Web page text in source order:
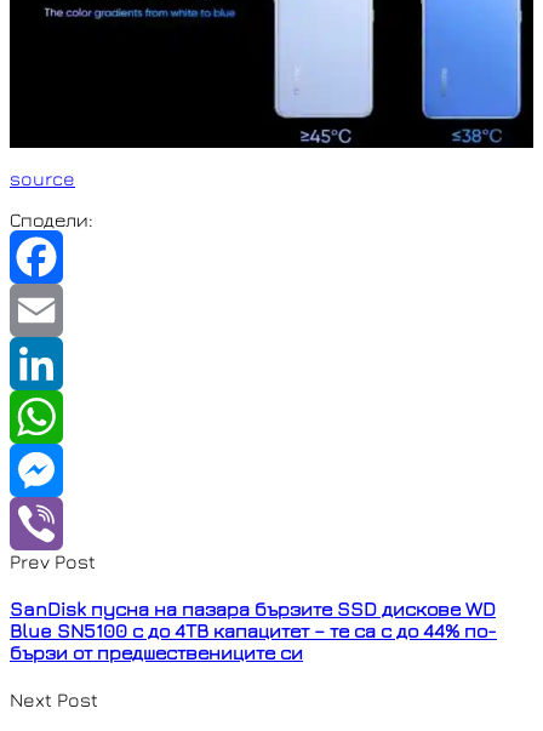
source
Сподели:
F
a
c
e
b
o
E
m
a
L
n
e
W
h
t
M
s
i
Prev Post
SanDisk пусна на пазара бързите SSD дискове WD
Blue SN5100 с до 4TB капацитет – те са с до 44% по-
бързи от предшествениците си
Next Post